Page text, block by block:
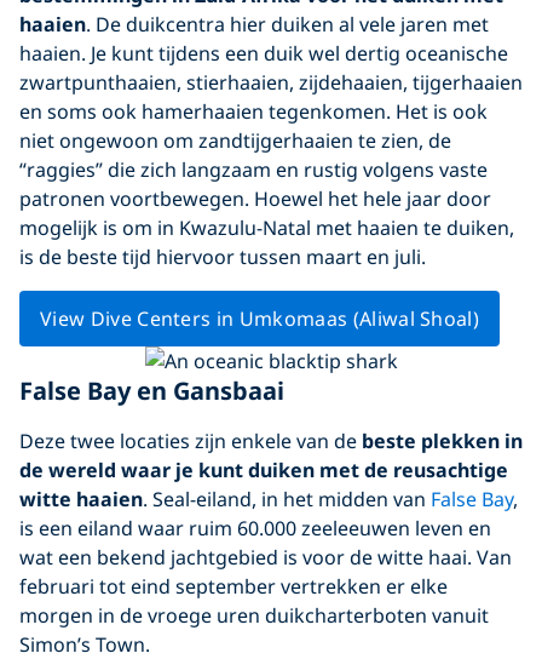
haaien. De duikcentra hier duiken al vele jaren met
haaien. Je kunt tijdens een duik wel dertig oceanische
zwartpunthaaien, stierhaaien, zijdehaaien, tijgerhaaien
en soms ook hamerhaaien tegenkomen. Het is ook
niet ongewoon om zandtijgerhaaien te zien, de
“raggies” die zich langzaam en rustig volgens vaste
patronen voortbewegen. Hoewel het hele jaar door
mogelijk is om in Kwazulu-Natal met haaien te duiken,
is de beste tijd hiervoor tussen maart en juli.
View Dive Centers in Umkomaas (Aliwal Shoal)
False Bay en Gansbaai
Deze twee locaties zijn enkele van de beste plekken in
de wereld waar je kunt duiken met de reusachtige
witte haaien. Seal-eiland, in het midden van False Bay,
is een eiland waar ruim 60.000 zeeleeuwen leven en
wat een bekend jachtgebied is voor de witte haai. Van
februari tot eind september vertrekken er elke
morgen in de vroege uren duikcharterboten vanuit
Simon’s Town.